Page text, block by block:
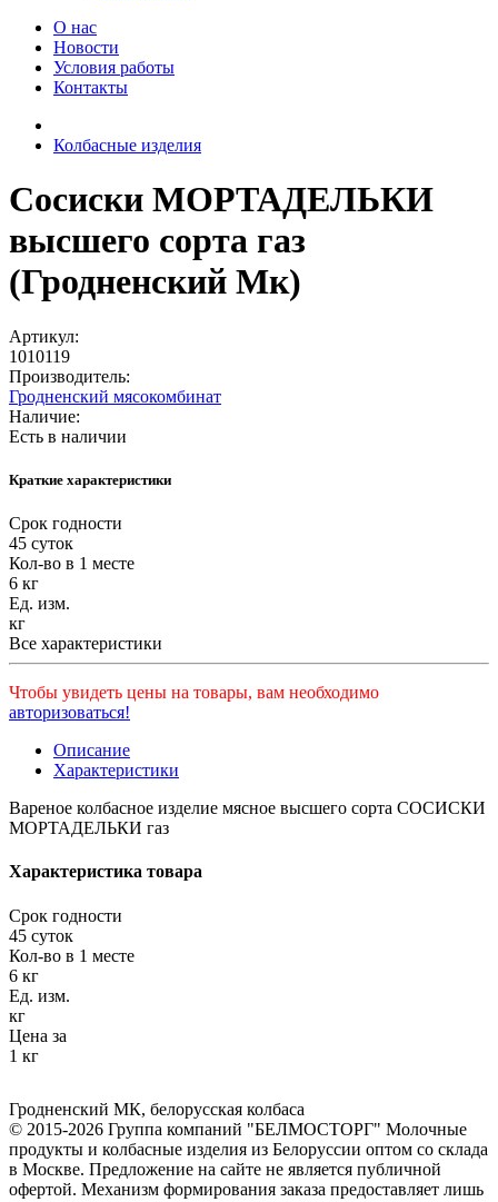
О нас
Новости
Условия работы
Контакты
Колбасные изделия
Сосиски МОРТАДЕЛЬКИ
высшего сорта газ
(Гродненский Мк)
Артикул:
1010119
Производитель:
Гродненский мясокомбинат
Наличие:
Есть в наличии
Краткие характеристики
Срок годности
45 суток
Кол-во в 1 месте
6 кг
Ед. изм.
кг
Все характеристики
Чтобы увидеть цены на товары, вам необходимо
авторизоваться!
Описание
Характеристики
Вареное колбасное изделие мясное высшего сорта СОСИСКИ
МОРТАДЕЛЬКИ газ
Характеристика товара
Срок годности
45 суток
Кол-во в 1 месте
6 кг
Ед. изм.
кг
Цена за
1 кг
Гродненский МК, белорусская колбаса
© 2015-2026 Группа компаний "БЕЛМОСТОРГ" Молочные
продукты и колбасные изделия из Белоруссии оптом со склада
в Москве. Предложение на сайте не является публичной
офертой. Механизм формирования заказа предоставляет лишь